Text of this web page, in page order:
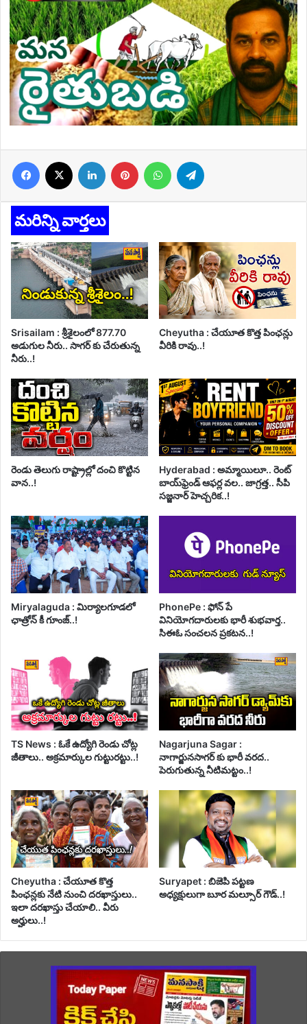
Facebook LinkedIn Pinterest WhatsApp
మరిన్ని వార్తలు
Srisailam : శ్రీశైలంలో 877.70
అడుగుల నీరు.. సాగర్ కు చేరుతున్న
నీరు..!
Cheyutha : చేయూత కొత్త పింఛన్లు
వీరికి రావు..!
రెండు తెలుగు రాష్ట్రాల్లో దంచి కొట్టిన
వాన..!
Hyderabad : అమ్మాయిలూ.. రెంట్
బాయ్‌ఫ్రెండ్ ఆఫర్ల వల.. జాగ్రత్త.. సీపి
సజ్జనార్ హెచ్చరిక..!
Miryalaguda : మిర్యాలగూడలో
ఛాత్రోన్ కీ గూంజ్..!
PhonePe : ఫోన్ పే
వినియోగదారులకు భారీ శుభవార్త..
సిఈఓ సంచలన ప్రకటన..!
TS News : ఓకే ఉద్యోగి రెండు చోట్ల
జీతాలు.. అక్రమార్కుల గుట్టురట్టు..!
Nagarjuna Sagar :
నాగార్జునసాగర్ కు భారీ వరద..
పెరుగుతున్న నీటిమట్టం..!
Cheyutha : చేయూత కొత్త
పింఛన్లకు నేటి నుంచి దరఖాస్తులు..
ఇలా దరఖాస్తు చేయాలి.. వీరు
అర్హులు..!
Suryapet : బిజెపి పట్టణ
అధ్యక్షులుగా బూర మల్సూర్ గౌడ్..!